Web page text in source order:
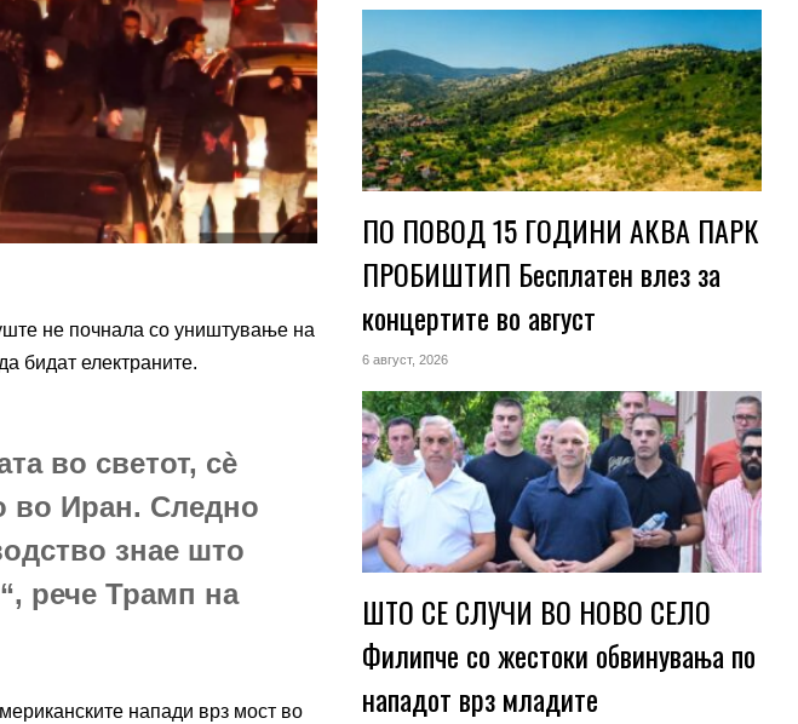
не почнала со уништување на
бидат електраните.
во светот, сè
во Иран. Следно
знае што
рече Трамп на
напади врз мост во
ПО ПОВОД 15 ГОДИНИ АКВА ПАРК
ПРОБИШТИП Бесплатен влез за
концертите во август
6 август, 2026
ШТО СЕ СЛУЧИ ВО НОВО СЕЛО
Филипче со жестоки обвинувања по
нападот врз младите